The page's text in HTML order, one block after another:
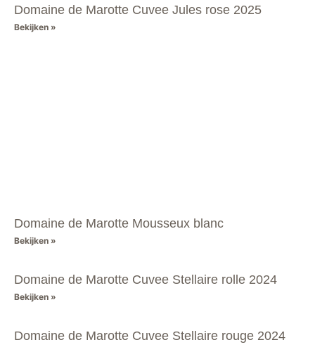
Domaine de Marotte Cuvee Jules rose 2025
Bekijken »
Domaine de Marotte Mousseux blanc
Bekijken »
Domaine de Marotte Cuvee Stellaire rolle 2024
Bekijken »
Domaine de Marotte Cuvee Stellaire rouge 2024